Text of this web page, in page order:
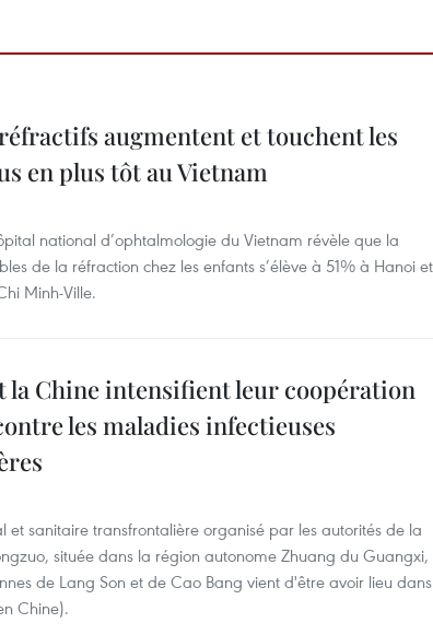
augmentent et touchent les
en plus tôt au Vietnam
national d’ophtalmologie du Vietnam révèle que la
de la réfraction chez les enfants s’élève à 51% à Hanoi et
Minh-Ville.
la Chine intensifient leur coopération
les maladies infectieuses
et sanitaire transfrontalière organisé par les autorités de la
située dans la région autonome Zhuang du Guangxi,
de Lang Son et de Cao Bang vient d'être avoir lieu
Chine).